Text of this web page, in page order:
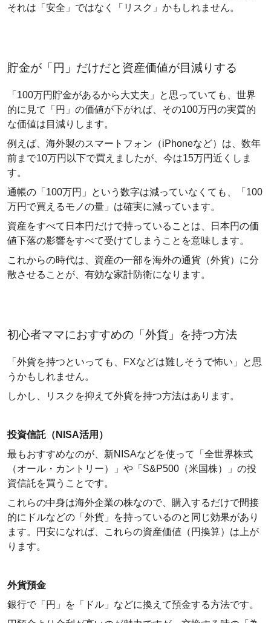
それは「安全」ではなく「リスク」かもしれません。
貯金が「円」だけだと資産価値が目減りする
「100万円貯金があるから大丈夫」と思っていても、世界
的に見て「円」の価値が下がれば、その100万円の実質的
な価値は目減りします。
例えば、海外製のスマートフォン（iPhoneなど）は、数年
前まで10万円以下で買えましたが、今は15万円近くしま
す。
通帳の「100万円」という数字は減っていなくても、「100
万円で買えるモノの量」は確実に減っています。
資産をすべて日本円だけで持っていることは、日本円の価
値下落の影響をすべて受けてしまうことを意味します。
これからの時代は、資産の一部を海外の通貨（外貨）に分
散させることが、有効な家計防衛になります。
初心者ママにおすすめの「外貨」を持つ方法
「外貨を持つといっても、FXなどは難しそうで怖い」と思
うかもしれません。
しかし、リスクを抑えて外貨を持つ方法はあります。
投資信託（NISA活用）
最もおすすめなのが、新NISAなどを使って「全世界株式
（オール・カントリー）」や「S&P500（米国株）」の投
資信託を買うことです。
これらの中身は海外企業の株なので、購入するだけで間接
的にドルなどの「外貨」を持っているのと同じ効果があり
ます。円安になれば、これらの資産価値（円換算）は上が
ります。
外貨預金
銀行で「円」を「ドル」などに換えて預金する方法です。